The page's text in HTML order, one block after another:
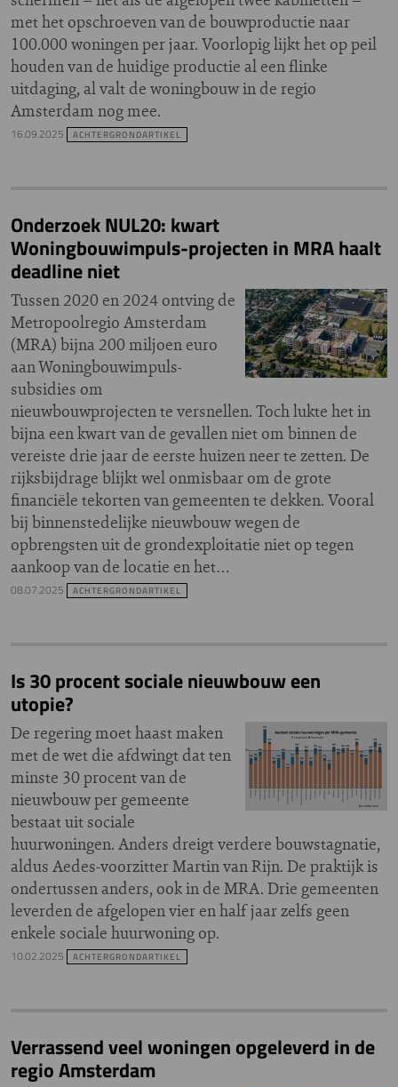
met het opschroeven van de bouwproductie naar
100.000 woningen per jaar. Voorlopig lijkt het op peil
houden van de huidige productie al een flinke
uitdaging, al valt de woningbouw in de regio
Amsterdam nog mee.
16.09.2025 ACHTERGRONDARTIKEL
Onderzoek NUL20: kwart
Woningbouwimpuls-projecten in MRA haalt
deadline niet
Tussen 2020 en 2024 ontving de
Metropoolregio Amsterdam
(MRA) bijna 200 miljoen euro
aan Woningbouwimpuls-
subsidies om
nieuwbouwprojecten te versnellen. Toch lukte het in
bijna een kwart van de gevallen niet om binnen de
vereiste drie jaar de eerste huizen neer te zetten. De
rijksbijdrage blijkt wel onmisbaar om de grote
financiële tekorten van gemeenten te dekken. Vooral
bij binnenstedelijke nieuwbouw wegen de
opbrengsten uit de grondexploitatie niet op tegen
aankoop van de locatie en het…
08.07.2025 ACHTERGRONDARTIKEL
Is 30 procent sociale nieuwbouw een
utopie?
De regering moet haast maken
met de wet die afdwingt dat ten
minste 30 procent van de
nieuwbouw per gemeente
bestaat uit sociale
huurwoningen. Anders dreigt verdere bouwstagnatie,
aldus Aedes-voorzitter Martin van Rijn. De praktijk is
ondertussen anders, ook in de MRA. Drie gemeenten
leverden de afgelopen vier en half jaar zelfs geen
enkele sociale huurwoning op.
10.02.2025 ACHTERGRONDARTIKEL
Verrassend veel woningen opgeleverd in de
regio Amsterdam